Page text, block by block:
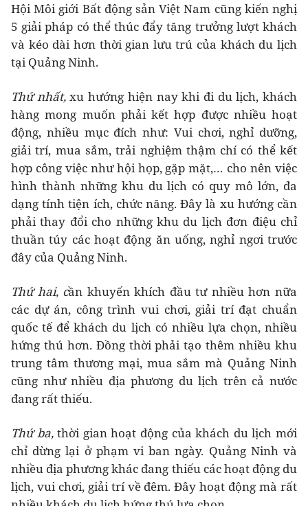
Hội Môi giới Bất động sản Việt Nam cũng kiến nghị
5 giải pháp có thể thúc đẩy tăng trưởng lượt khách
và kéo dài hơn thời gian lưu trú của khách du lịch
tại Quảng Ninh.
Thứ nhất,xu hướng hiện nay khi đi du lịch, khách
hàng mong muốn phải kết hợp được nhiều hoạt
động, nhiều mục đích như: Vui chơi, nghỉ dưỡng,
giải trí, mua sắm, trải nghiệm thậm chí có thể kết
hợp công việc như hội họp, gặp mặt,… cho nên việc
hình thành những khu du lịch có quy mô lớn, đa
dạng tính tiện ích, chức năng. Đây là xu hướng cần
phải thay đổi cho những khu du lịch đơn điệu chỉ
thuần túy các hoạt động ăn uống, nghỉ ngơi trước
đây của Quảng Ninh.
Thứ hai, cần khuyến khích đầu tư nhiều hơn nữa
các dự án, công trình vui chơi, giải trí đạt chuẩn
quốc tế để khách du lịch có nhiều lựa chọn, nhiều
hứng thú hơn. Đồng thời phải tạo thêm nhiều khu
trung tâm thương mại, mua sắm mà Quảng Ninh
cũng như nhiều địa phương du lịch trên cả nước
đang rất thiếu.
Thứ ba,thời gian hoạt động của khách du lịch mới
chỉ dừng lại ở phạm vi ban ngày. Quảng Ninh và
nhiều địa phương khác đang thiếu các hoạt động du
lịch, vui chơi, giải trí về đêm. Đây hoạt động mà rất